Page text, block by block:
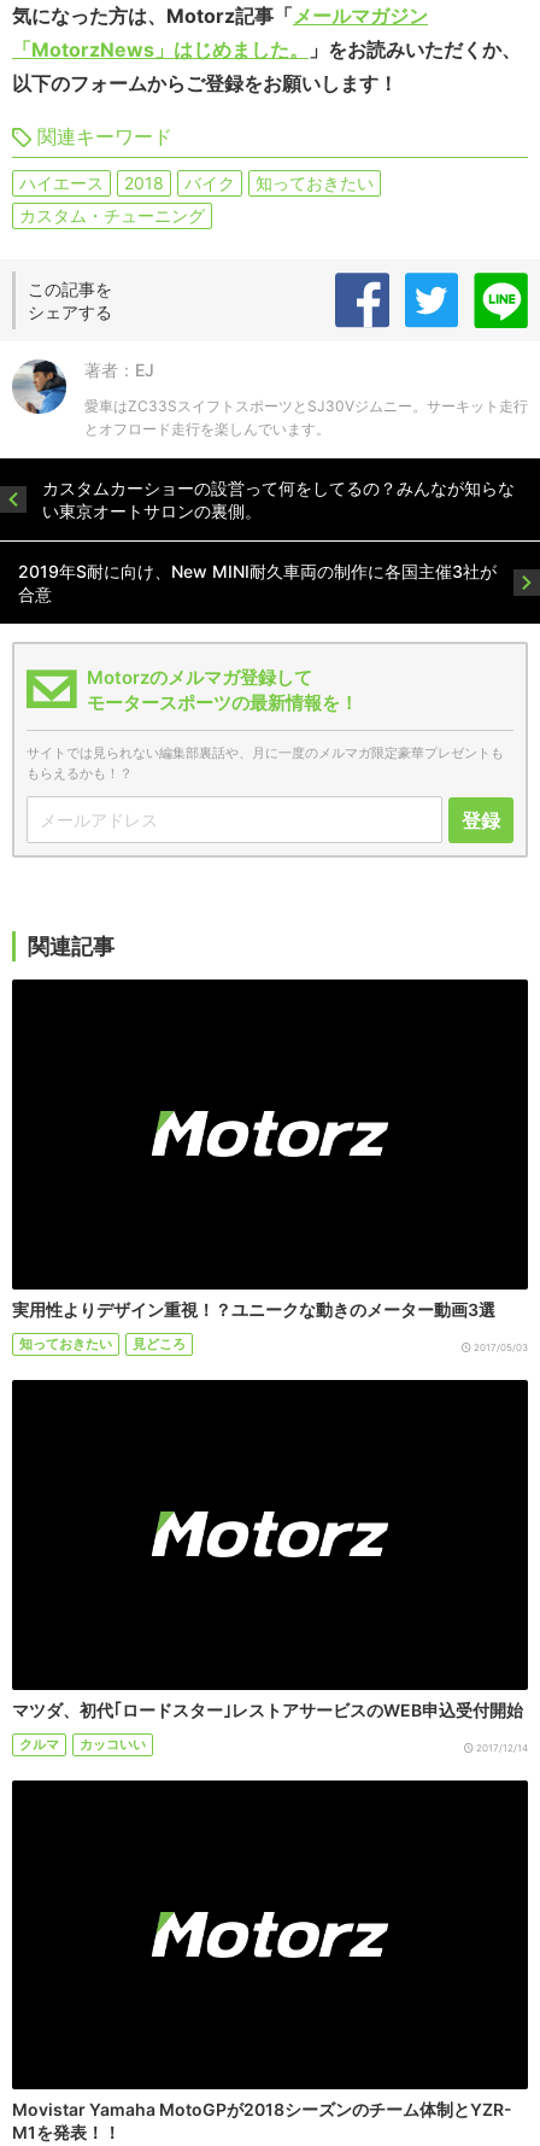
気になった方は、Motorz記事「メールマガジン
「MotorzNews」はじめました。
」をお読みいただくか、
以下のフォームからご登録をお願いします！
関連キーワード
ハイエース 2018 バイク
知っておきたい
カスタム・チューニング
この記事を
シェアする
著者：EJ
愛車はZC33SスイフトスポーツとSJ30Vジムニー。サーキット走行
とオフロード走行を楽しんでいます。
カスタムカーショーの設営って何をしてるの？みんなが知らな
い東京オートサロンの裏側。
2019年S耐に向け、New MINI耐久車両の制作に各国主催3社が
合意
Motorzのメルマガ登録して
モータースポーツの最新情報を！
サイトでは見られない編集部裏話や、月に一度のメルマガ限定豪華プレゼントも
もらえるかも！？
登録
関連記事
実用性よりデザイン重視！？ユニークな動きのメーター動画3選
知っておきたい 見どころ 2017/05/03
マツダ、初代｢ロードスター｣レストアサービスのWEB申込受付開始
クルマ カッコいい 2017/12/14
Movistar Yamaha MotoGPが2018シーズンのチーム体制とYZR-
M1を発表！！